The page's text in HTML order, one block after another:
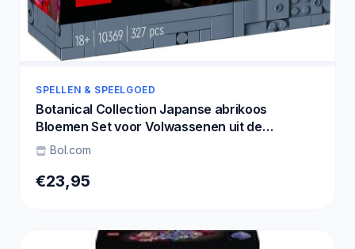
SPELLEN & SPEELGOED
Botanical Collection Japanse abrikoos
Bloemen Set voor Volwassenen uit de
Botanical Collection 10369
Bol.com
€23,95